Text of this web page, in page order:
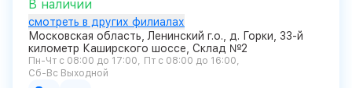
В наличии
смотреть в других филиалах
Московская область, Ленинский г.о., д. Горки, 33-й
километр Каширского шоссе, Склад №2
Пн-Чт с 08:00 до 17:00
Пт с 08:00 до 16:00
Сб-Вс Выходной